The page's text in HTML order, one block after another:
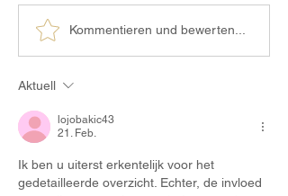
Ich bin eine Frau und
Kommentieren und bewerten...
Aktuell
lojobakic43
21. Feb.
Ik ben u uiterst erkentelijk voor het
gedetailleerde overzicht. Echter, de invloed